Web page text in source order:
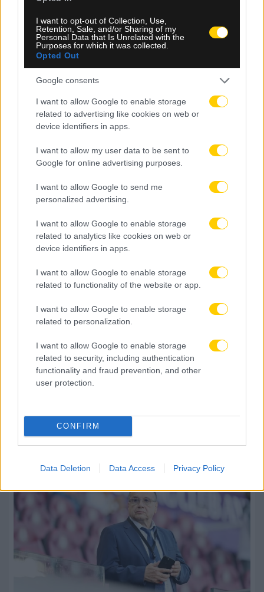
I want to opt-out of Collection, Use,
Retention, Sale, and/or Sharing of my
Personal Data that Is Unrelated with the
Purposes for which it was collected.
Opted Out
Google consents
I want to allow Google to enable storage
related to advertising like cookies on web or
device identifiers in apps.
I want to allow my user data to be sent to
Google for online advertising purposes.
I want to allow Google to send me
personalized advertising.
I want to allow Google to enable storage
related to analytics like cookies on web or
device identifiers in apps.
I want to allow Google to enable storage
related to functionality of the website or app.
I want to allow Google to enable storage
related to personalization.
I want to allow Google to enable storage
related to security, including authentication
functionality and fraud prevention, and other
user protection.
CONFIRM
Data Deletion Data Access Privacy Policy
Κατσούρη – Η μοιραία νύχτα στη Νέα Φιλαδέλφεια
Μονακό: Στο στόχαστρο ο Ρομέλου Λουκάκου για
την επίθεση